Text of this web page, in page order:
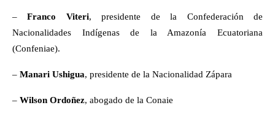
– Franco Viteri, presidente de la Confederación de
Nacionalidades Indígenas de la Amazonía Ecuatoriana
(Confeniae).
– Manari Ushigua, presidente de la Nacionalidad Zápara
– Wilson Ordoñez, abogado de la Conaie